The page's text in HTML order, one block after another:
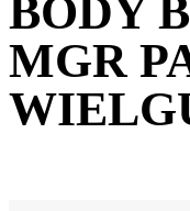
BODY
MGR